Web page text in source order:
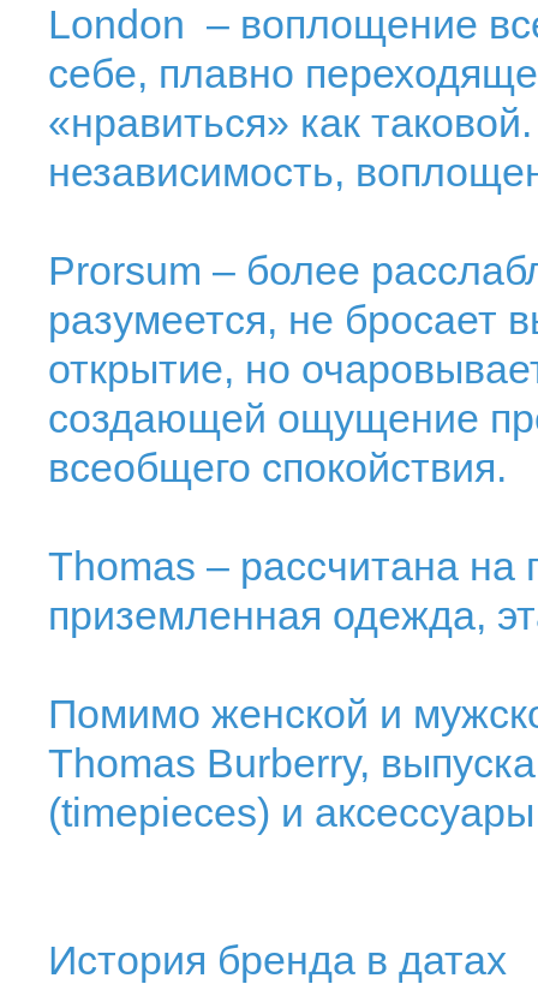
London – воплощение
себе, плавно
«нравиться» как
независимость,
Prorsum – более
разумеется, не бросает
открытие, но
создающей ощущение
всеобщего спокойствия.
Thomas – рассчитана на
приземленная одежда,
Помимо женской и
Thomas Burberry,
(timepieces) и
История бренда в датах